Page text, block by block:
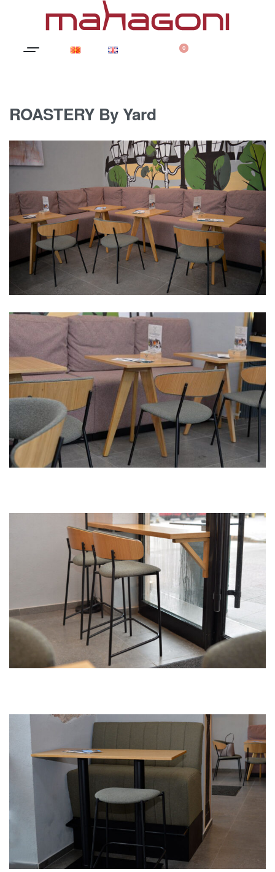
0
ROASTERY By Yard